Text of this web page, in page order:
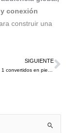
conexión
construir una
SIGUIENTE